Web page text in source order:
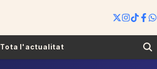
Tota l'actualitat